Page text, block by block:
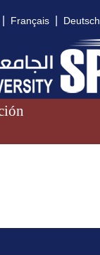
| Français | Deutsch